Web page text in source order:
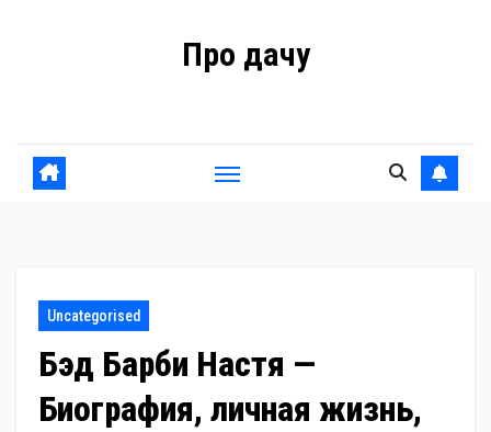
Про дачу
Uncategorised
Бэд Барби Настя —
Биография, личная жизнь,